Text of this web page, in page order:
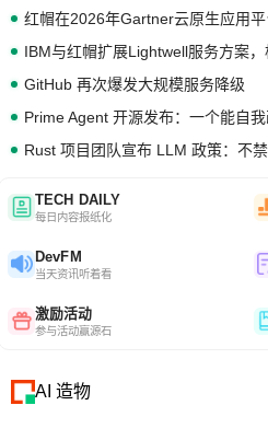
红帽在2026年Gartner云原生应用
GitHub 再次爆发大规模服务降级
TECH DAILY
每日内容报纸化
DevFM
当天资讯听着看
激励活动
参与活动赢源石
AI 造物